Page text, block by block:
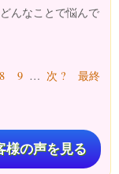
んなことで悩んで
8 9 … 次 ?
最終
様の声を見る